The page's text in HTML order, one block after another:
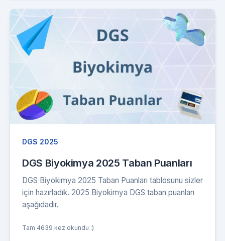
DGS 2025
DGS Biyokimya 2025 Taban Puanları
DGS Biyokimya 2025 Taban Puanları tablosunu sizler
için hazırladık. 2025 Biyokimya DGS taban puanları
aşağıdadır.
Tam 4639 kez okundu :)